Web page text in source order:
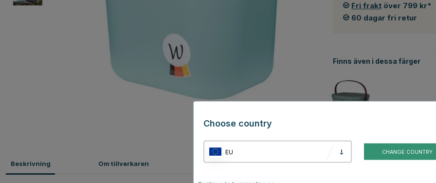
Fri frakt över 799 kr*
60 dagar fri retur
Finns även i dessa färger
Beskrivning Om tillverkaren Omdömen
Choose country
EU CHANGE COUNTRY